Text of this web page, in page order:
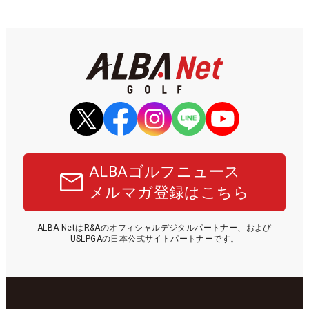
ALBAゴルフニュース
メルマガ登録はこちら
ALBA NetはR&Aのオフィシャルデジタルパートナー、および
USLPGAの日本公式サイトパートナーです。